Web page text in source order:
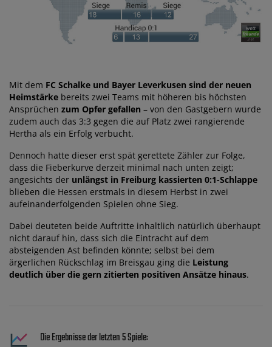
Mit dem FC Schalke und Bayer Leverkusen sind der neuen
Heimstärke bereits zwei Teams mit höheren bis höchsten
Ansprüchen zum Opfer gefallen – von den Gastgebern wurde
zudem auch das 3:3 gegen die auf Platz zwei rangierende
Hertha als ein Erfolg verbucht.
Dennoch hatte dieser erst spät gerettete Zähler zur Folge,
dass die Fieberkurve derzeit minimal nach unten zeigt;
angesichts der unlängst in Freiburg kassierten 0:1-Schlappe
blieben die Hessen erstmals in diesem Herbst in zwei
aufeinanderfolgenden Spielen ohne Sieg.
Dabei deuteten beide Auftritte inhaltlich natürlich überhaupt
nicht darauf hin, dass sich die Eintracht auf dem
absteigenden Ast befinden könnte; selbst bei dem
ärgerlichen Rückschlag im Breisgau ging die Leistung
deutlich über die gern zitierten positiven Ansätze hinaus.
Die Ergebnisse der letzten 5 Spiele: